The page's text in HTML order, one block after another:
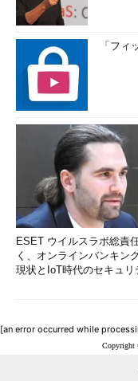
「フィ
ESET ウイルスラボ総責
く、オンラインバンキン
現状とIoT時代のセキュリ
[an error occurred while
Copyright